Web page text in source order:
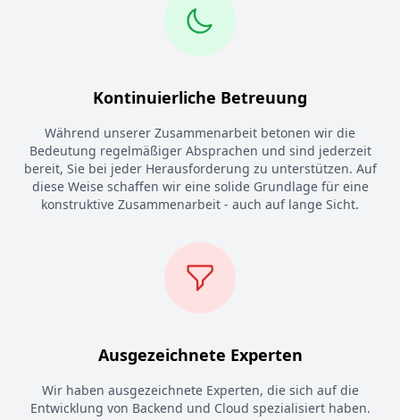
Kontinuierliche Betreuung
Während unserer Zusammenarbeit betonen wir die
Bedeutung regelmäßiger Absprachen und sind jederzeit
bereit, Sie bei jeder Herausforderung zu unterstützen. Auf
diese Weise schaffen wir eine solide Grundlage für eine
konstruktive Zusammenarbeit - auch auf lange Sicht.
Ausgezeichnete Experten
Wir haben ausgezeichnete Experten, die sich auf die
Entwicklung von Backend und Cloud spezialisiert haben.